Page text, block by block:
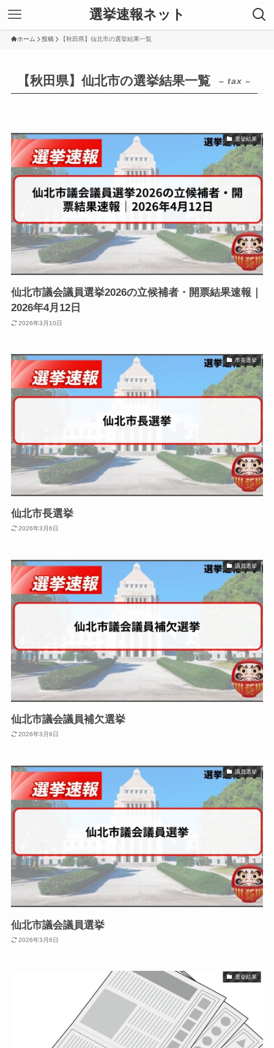
選挙速報ネット
ホーム 投稿 【秋田県】仙北市の選挙結果一覧
【秋田県】仙北市の選挙結果一覧 – tax –
選挙結果
仙北市議会議員選挙2026の立候補者・開票結果速報｜
2026年4月12日
2026年3月10日
市長選挙
仙北市長選挙
2026年3月6日
議員選挙
仙北市議会議員補欠選挙
2026年3月6日
議員選挙
仙北市議会議員選挙
2026年3月6日
選挙結果